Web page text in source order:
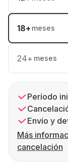
18+ meses
24+ meses
Período
Envío y
Más
cancelación